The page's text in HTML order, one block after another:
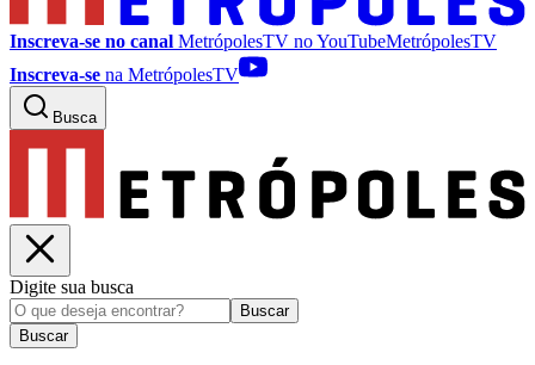
Inscreva-se no canal MetrópolesTV noYouTubeMetrópolesTV
Inscreva-se na MetrópolesTV
Busca
Digite sua busca
Buscar
Buscar